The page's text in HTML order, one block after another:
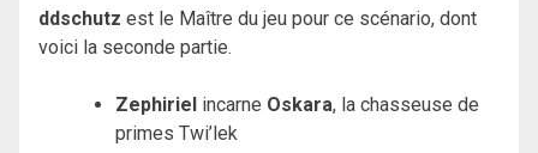
ddschutz est le Maître du jeu pour ce scénario, dont
voici la seconde partie.
Zephiriel incarne Oskara, la chasseuse de
primes Twi’lek